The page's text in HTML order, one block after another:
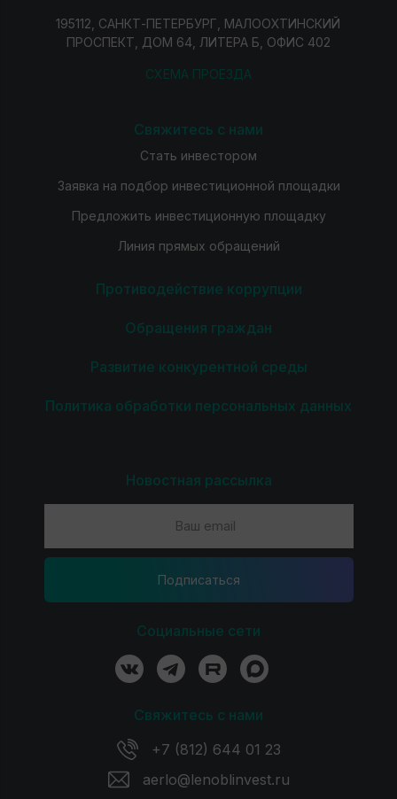
195112, САНКТ-ПЕТЕРБУРГ, МАЛООХТИНСКИЙ
ПРОСПЕКТ, ДОМ 64, ЛИТЕРА Б, ОФИС 402
СХЕМА ПРОЕЗДА
Свяжитесь с нами
Стать инвестором
Заявка на подбор инвестиционной площадки
Предложить инвестиционную площадку
Линия прямых обращений
Противодействие коррупции
Обращения граждан
Развитие конкурентной среды
Политика обработки персональных данных
Новостная рассылка
Подпиcаться
Социальные сети
Свяжитесь с нами
+7 (812) 644 01 23
aerlo@lenoblinvest.ru